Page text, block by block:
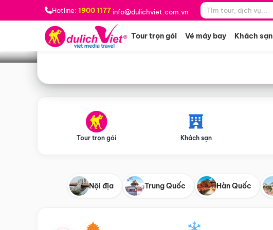
Hotline: 1900 1177 info@dulichviet.com.vn
Tour trọn gói Vé máy bay Khách sạn
Bạn muốn đi đâu? *
Tour trọn gói Khách sạn
Nội địa Trung Quốc Hàn Quốc